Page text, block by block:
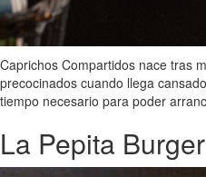
Caprichos Compartidos nace tras
precocinados cuando llega
tiempo necesario para poder
La Pepita